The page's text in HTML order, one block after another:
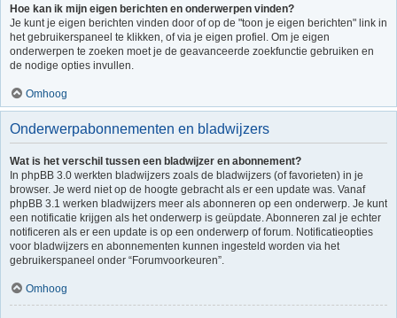
Hoe kan ik mijn eigen berichten en onderwerpen vinden?
Je kunt je eigen berichten vinden door of op de "toon je eigen berichten" link in
het gebruikerspaneel te klikken, of via je eigen profiel. Om je eigen
onderwerpen te zoeken moet je de geavanceerde zoekfunctie gebruiken en
de nodige opties invullen.
Omhoog
Onderwerpabonnementen en bladwijzers
Wat is het verschil tussen een bladwijzer en abonnement?
In phpBB 3.0 werkten bladwijzers zoals de bladwijzers (of favorieten) in je
browser. Je werd niet op de hoogte gebracht als er een update was. Vanaf
phpBB 3.1 werken bladwijzers meer als abonneren op een onderwerp. Je kunt
een notificatie krijgen als het onderwerp is geüpdate. Abonneren zal je echter
notificeren als er een update is op een onderwerp of forum. Notificatieopties
voor bladwijzers en abonnementen kunnen ingesteld worden via het
gebruikerspaneel onder “Forumvoorkeuren”.
Omhoog